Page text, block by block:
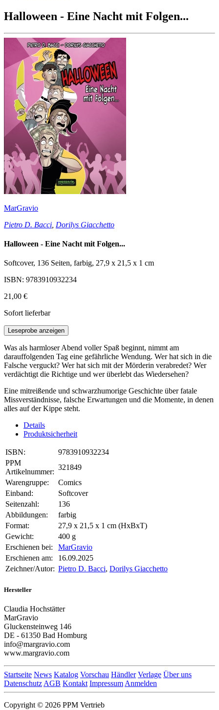
Halloween - Eine Nacht mit Folgen...
MarGravio
Pietro D. Bacci Dorilys Giacchetto
Halloween - Eine Nacht mit Folgen...
Softcover, 136 Seiten, farbig, 27,9 x 21,5 x 1 cm
ISBN: 9783910932234
21,00 €
Sofort lieferbar
Leseprobe anzeigen
Was als harmloser Abend voller Spaß beginnt, nimmt am
darauffolgenden Tag eine gefährliche Wendung. Wer hat sich in die
Falsche verguckt? Wer hat sich mit der Mörderin verabredet? Wer
verdächtigt die Richtige und wer überlebt das Wiedersehen?
Eine mitreißende und schwarzhumorige Geschichte über fatale
Missverständnisse, falsche Erwartungen und die Momente, in denen
alles auf der Kippe steht.
Details
Produktsicherheit
ISBN:
9783910932234
PPM
Artikelnummer:
321849
Warengruppe:
Comics
Einband:
Softcover
Seitenzahl:
136
Abbildungen:
farbig
Format:
27,9 x 21,5 x 1 cm (HxBxT)
Gewicht:
400 g
Erschienen bei:
MarGravio
Erschienen am:
16.09.2025
Zeichner/Autor: Pietro D. Bacci, Dorilys Giacchetto
Hersteller
Claudia Hochstätter
MarGravio
Gluckensteinweg 146
DE - 61350 Bad Homburg
info@margravio.com
www.margravio.com
Startseite News Katalog Vorschau Händler Verlage Über uns
Datenschutz AGB Kontakt Impressum Anmelden
Copyright © 2026 PPM Vertrieb